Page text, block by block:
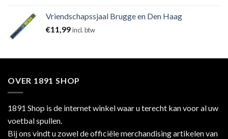
Vriendschapssjaal Brugge en Den Haag
€11,99incl. btw
OVER 1891 SHOP
1891 Shop is de internet winkel waar u terecht kan voor al uw
voetbal spullen.
Bij ons vindt u zowel de officiële merchandising artikelen van